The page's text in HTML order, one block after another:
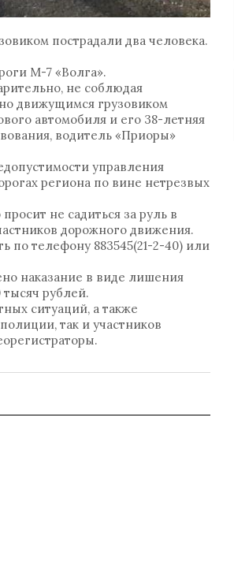
пострадали два человека.
М-7 «Волга».
не соблюдая
движущимся грузовиком
автомобиля и его 38-летняя
водитель «Приоры»
управления
региона по вине нетрезвых
не садиться за руль в
дорожного движения.
по телефону 883545(21-2-40) или
наказание в виде лишения
тысяч рублей.
ситуаций, а также
так и участников